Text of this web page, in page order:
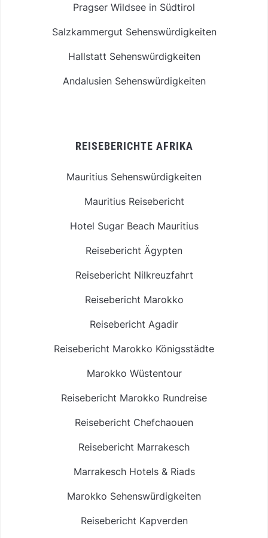
Pragser Wildsee in Südtirol
Salzkammergut Sehenswürdigkeiten
Hallstatt Sehenswürdigkeiten
Andalusien Sehenswürdigkeiten
REISEBERICHTE AFRIKA
Mauritius Sehenswürdigkeiten
Mauritius Reisebericht
Hotel Sugar Beach Mauritius
Reisebericht Ägypten
Reisebericht Nilkreuzfahrt
Reisebericht Marokko
Reisebericht Agadir
Reisebericht Marokko Königsstädte
Marokko Wüstentour
Reisebericht Marokko Rundreise
Reisebericht Chefchaouen
Reisebericht Marrakesch
Marrakesch Hotels & Riads
Marokko Sehenswürdigkeiten
Reisebericht Kapverden